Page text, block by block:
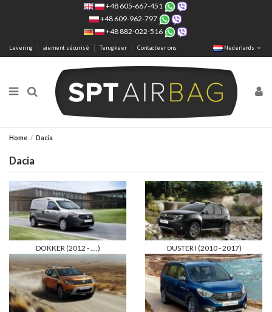
+48 605-667-451
+48 609-962-797
+48 882-022-516
Levering aiement sécurisé Terugkeer Contacteer ons Nederlands
Home Dacia
Dacia
DOKKER (2012 - ....) DUSTER I (2010 - 2017)